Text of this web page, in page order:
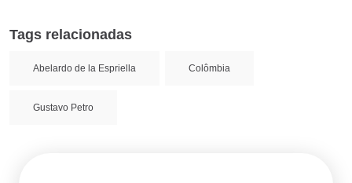
Tags relacionadas
Abelardo de la Espriella Colômbia
Gustavo Petro